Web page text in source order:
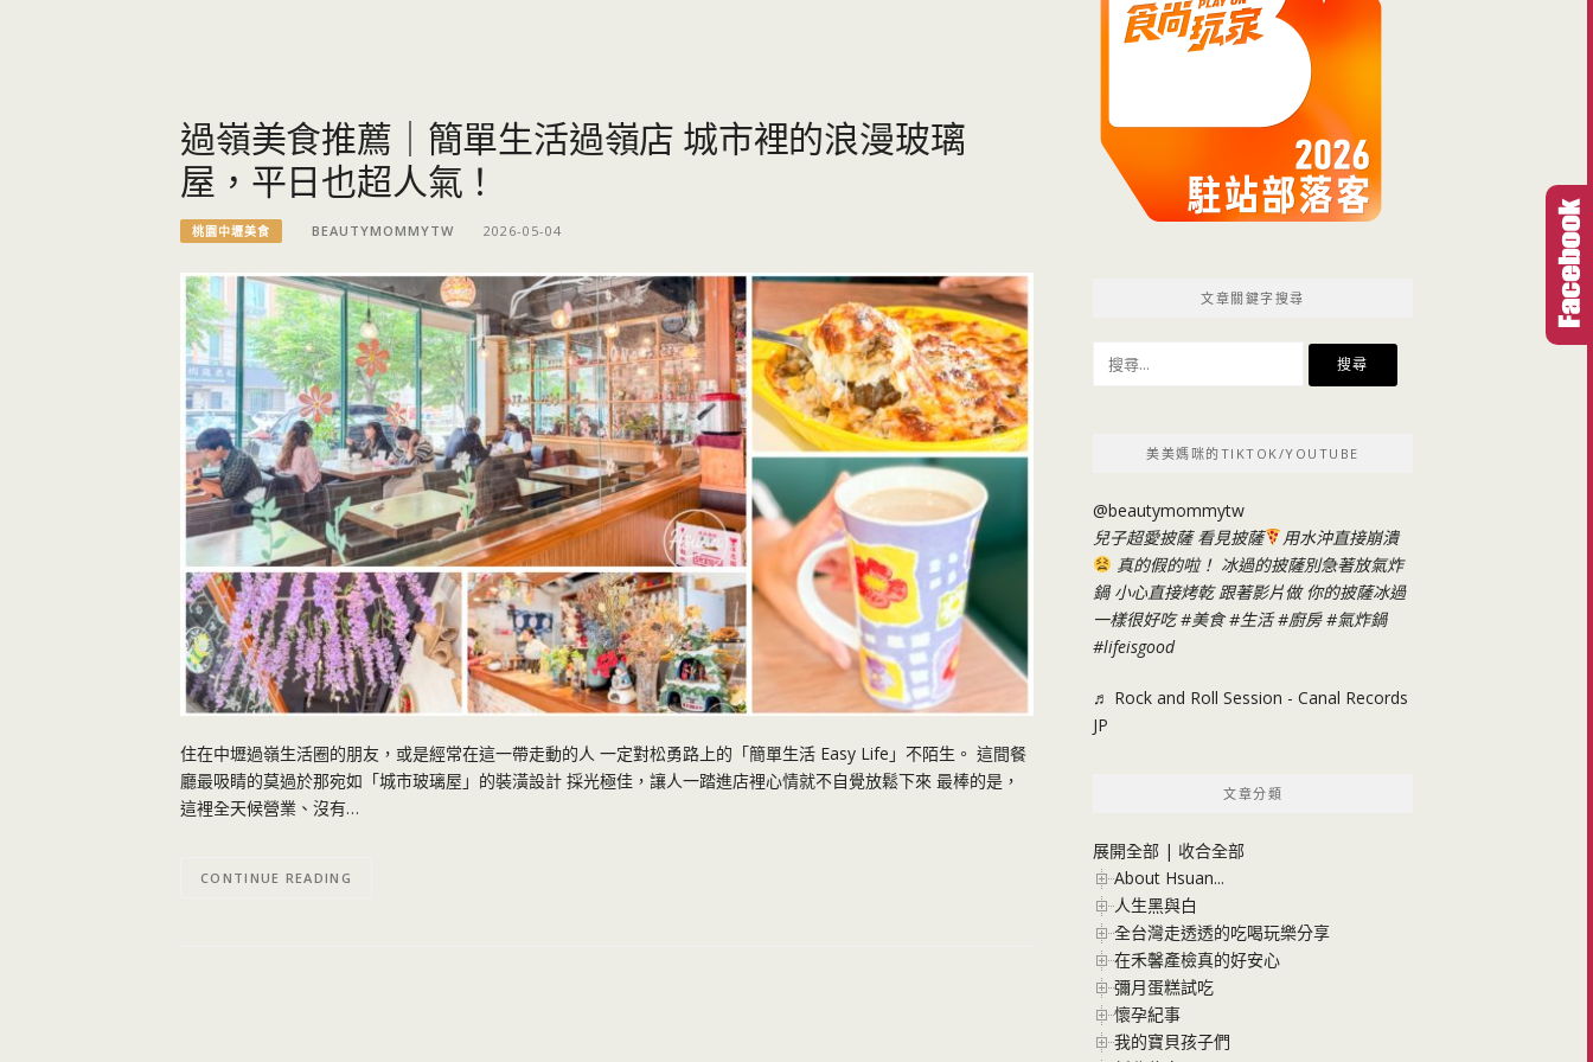
過嶺美食推薦｜簡單生活過嶺店 城市裡的浪漫玻璃
屋，平日也超人氣！
桃園中壢美食 BEAUTYMOMMYTW 2026-05-04
住在中壢過嶺生活圈的朋友，或是經常在這一帶走動的人 一定對松勇路上的「簡單生活 Easy Life」不陌生。 這間餐
廳最吸睛的莫過於那宛如「城市玻璃屋」的裝潢設計 採光極佳，讓人一踏進店裡心情就不自覺放鬆下來 最棒的是，
這裡全天候營業、沒有…
CONTINUE READING
文章關鍵字搜尋
尋
美美媽咪的TIKTOK/YOUTUBE
@beautymommytw
兒子超愛披薩 看見披薩
用水沖直接崩潰
真的假的啦！ 冰過的披薩別急著放氣炸
鍋 小心直接烤乾 跟著影片做 你的披薩冰過
一樣很好吃#美食 #生活 #廚房 #氣炸鍋
#lifeisgood
♬ Rock and Roll Session - Canal Records
JP
文章分類
展開全部 | 收合全部
About Hsuan...
人生黑與白
全台灣走透透的吃喝玩樂分享
在禾馨產檢真的好安心
彌月蛋糕試吃
懷孕紀事
我的寶貝孩子們